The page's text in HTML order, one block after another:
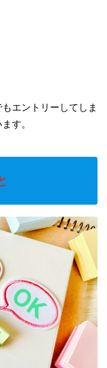
エントリーしてしま
す。